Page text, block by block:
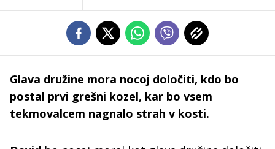
Glava družine mora nocoj določiti, kdo bo
postal prvi grešni kozel, kar bo vsem
tekmovalcem nagnalo strah v kosti.